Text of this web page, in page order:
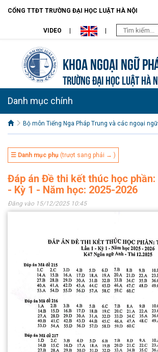
CỔNG TTĐT TRƯỜNG ĐẠI HỌC LUẬT HÀ NỘI
VIDEO
Khoa Ngoại ngữ
TRƯỜNG ĐẠI HỌC LUẬT HÀ
Danh mục chính
Bộ môn Tiếng Nga Pháp Trung và các ngoại
☰ Danh mục phụ (trượt sang phải → )
Đáp án Đề thi kết thúc học phần:
- Kỳ 1 - Năm học: 2025-2026
Đăng vào 15/12/2025 10:45